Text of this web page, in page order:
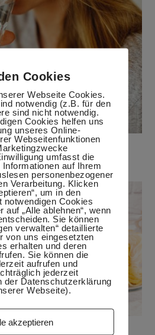
Durstlöscher
5. August 2020
dein Leben erleichtert
Cookies
Webseite Cookies.
notwendig (z.B. für den
sind nicht notwendig.
Cookies helfen uns
unseres Online-
Webseitenfunktionen
umfasst die
auf Ihrem
personenbezogener
Verarbeitung. Klicken
um in den
notwendigen Cookies
auf „Alle ablehnen“, wenn
Sie können
verwalten“ detaillierte
von uns eingesetzten
erhalten und deren
Sie können die
aufrufen und
jederzeit
der Datenschutzerklärung
Webseite).
akzeptieren